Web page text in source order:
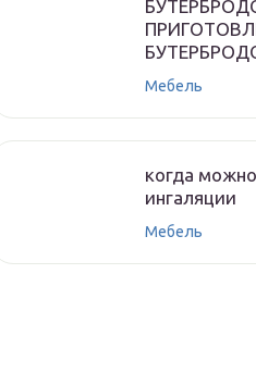
Мебель
когда
ингаляции
Мебель